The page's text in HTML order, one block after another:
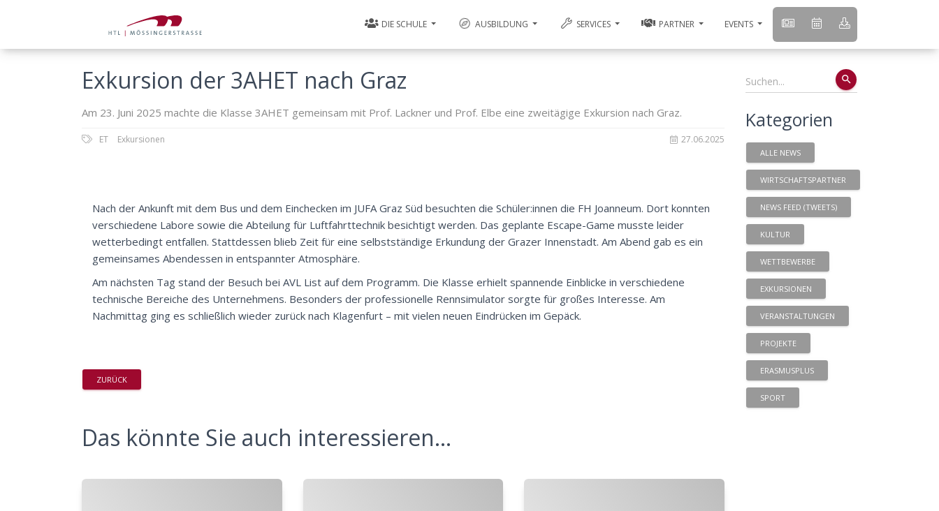
DIE SCHULE AUSBILDUNG SERVICES PARTNER EVENTS
Exkursion der 3AHET nach Graz
Am 23. Juni 2025 machte die Klasse 3AHET gemeinsam mit Prof. Lackner und Prof. Elbe eine zweitägige Exkursion nach Graz.
27.06.2025
ET Exkursionen
Nach der Ankunft mit dem Bus und dem Einchecken im JUFA Graz Süd besuchten die Schüler:innen die FH Joanneum. Dort konnten
verschiedene Labore sowie die Abteilung für Luftfahrttechnik besichtigt werden. Das geplante Escape-Game musste leider
wetterbedingt entfallen. Stattdessen blieb Zeit für eine selbstständige Erkundung der Grazer Innenstadt. Am Abend gab es ein
gemeinsames Abendessen in entspannter Atmosphäre.
Am nächsten Tag stand der Besuch bei AVL List auf dem Programm. Die Klasse erhielt spannende Einblicke in verschiedene
technische Bereiche des Unternehmens. Besonders der professionelle Rennsimulator sorgte für großes Interesse. Am
Nachmittag ging es schließlich wieder zurück nach Klagenfurt – mit vielen neuen Eindrücken im Gepäck.
ZURÜCK
Das könnte Sie auch interessieren...
search
Kategorien
ALLE NEWS
WIRTSCHAFTSPARTNER
NEWS FEED (TWEETS)
KULTUR
WETTBEWERBE
EXKURSIONEN
VERANSTALTUNGEN
PROJEKTE
ERASMUSPLUS
SPORT